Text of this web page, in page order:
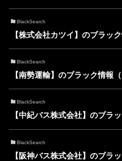
BlackSearch
【株式会社カツイ】のブラッ
BlackSearch
【南勢運輸】のブラック情報
BlackSearch
【中紀バス株式会社】のブラ
BlackSearch
【阪神バス株式会社】のブラ